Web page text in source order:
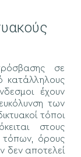
σε
κατάλληλους
έχουν
των
τόποι
στους
τόπων, όρους
δεν αποτελεί